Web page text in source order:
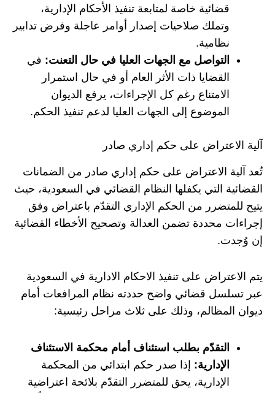
قضائية خاصة لمتابعة تنفيذ الأحكام الإدارية،
وتملك صلاحيات إصدار أوامر عاجلة وفرض تدابير
نظامية.
التواصل مع الجهات العليا في حال التعنت: في
القضايا ذات الأثر العام أو في حال استمرار
الامتناع رغم كل الإجراءات، يرفع الديوان
الموضوع إلى الجهات العليا لدعم تنفيذ الحكم.
آلية الاعتراض على حكم إداري صادر
تُعد آلية الاعتراض على حكم إداري صادر من الضمانات
القضائية التي يكفلها النظام القضائي في السعودية، حيث
يتيح للمتضرر من الحكم الإداري التقدّم باعتراض وفق
إجراءات محددة تضمن العدالة وتصحيح الأخطاء القضائية
إن وُجدت.
يتم الاعتراض على تنفيذ الاحكام الادارية في السعودية
عبر تسلسل قضائي واضح حددته نظام المرافعات أمام
ديوان المظالم، وذلك على ثلاث مراحل رئيسية:
التقدّم بطلب استئناف أمام محكمة الاستئناف
الإدارية: إذا صدر حكم ابتدائي من المحكمة
الإدارية، يحق للمتضرر التقدّم بلائحة اعتراضية